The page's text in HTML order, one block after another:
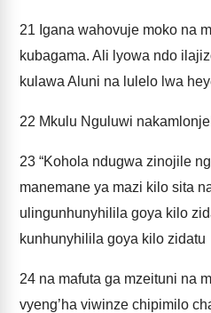
21 Igana wahovuje moko na
kubagama. Ali lyowa ndo
kulawa Aluni na lulelo lwa
22 Mkulu Nguluwi
23 “Kohola ndugwa zinojile
manemane ya mazi kilo sita
ulingunhunyhilila goya kilo
kunhunyhilila goya kilo zidatu
24 na mafuta ga mzeituni na
vyeng’ha viwinze chipimilo